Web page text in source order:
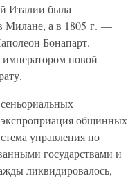
Италии была
Милане, а в 1805 г. —
Бонапарт.
императором новой
экспроприация общинных
управления по
государствами и
ликвидировалось,